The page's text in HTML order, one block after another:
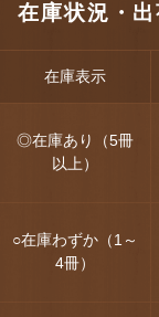
在庫状況・
在庫表示
◎在庫あり（5冊
以上）
○在庫わずか（1～
4冊）